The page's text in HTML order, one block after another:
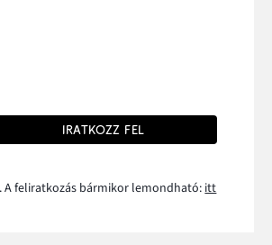
IRATKOZZ FEL
A feliratkozás bármikor lemondható:itt